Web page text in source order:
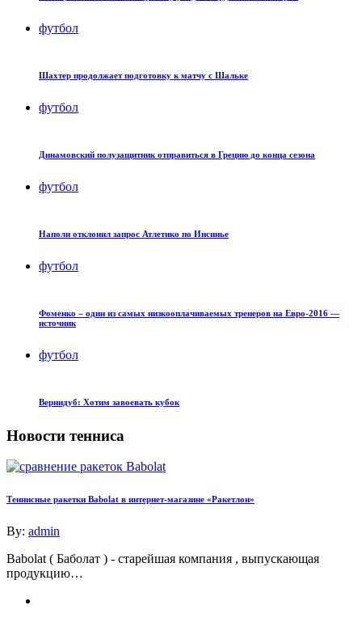
футбол
Шахтер продолжает подготовку к матчу с Шальке
футбол
Динамовский полузащитник отправиться в Грецию до конца сезона
футбол
Наполи отклонил запрос Атлетико по Инсинье
футбол
Фоменко – один из самых низкооплачиваемых тренеров на Евро-2016 —
источник
футбол
Вернидуб: Хотим завоевать кубок
Новости тенниса
Теннисные ракетки Babolat в интернет-магазине «Ракетлон»
By: admin
Babolat ( Баболат ) - старейшая компания , выпускающая
продукцию…